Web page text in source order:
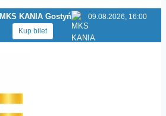
MKS KANIA Gostyń
09.08.2026, 16:00
Kup bilet